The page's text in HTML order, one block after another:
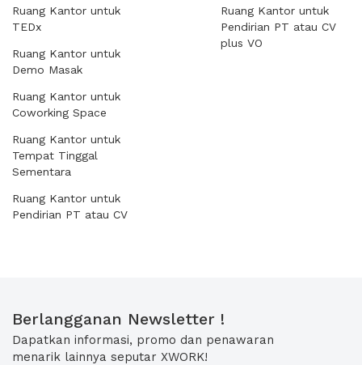
Ruang Kantor untuk
TEDx
Ruang Kantor untuk
Demo Masak
Ruang Kantor untuk
Coworking Space
Ruang Kantor untuk
Tempat Tinggal
Sementara
Ruang Kantor untuk
Pendirian PT atau CV
Ruang Kantor untuk
Pendirian PT atau CV
plus VO
Berlangganan Newsletter !
Dapatkan informasi, promo dan penawaran
menarik lainnya seputar XWORK!